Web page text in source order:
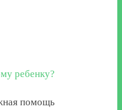
ребенку?